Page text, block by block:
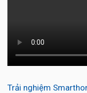
Trải nghiệm